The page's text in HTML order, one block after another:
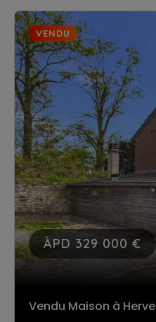
VENDU
ÀPD 329 000 €
Vendu Maison à Herve